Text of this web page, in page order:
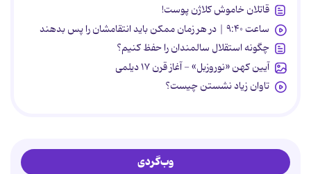
قاتلان خاموش کلاژن پوست!
ساعت ۹:۴۰ | در هر زمان ممکن باید انتقامشان را پس بدهند
چگونه استقلال سالمندان را حفظ کنیم؟
آیین کهن «نوروزبل» - آغاز قرن ۱۷ دیلمی
تاوان زیاد نشستن چیست؟
وب‌گردی